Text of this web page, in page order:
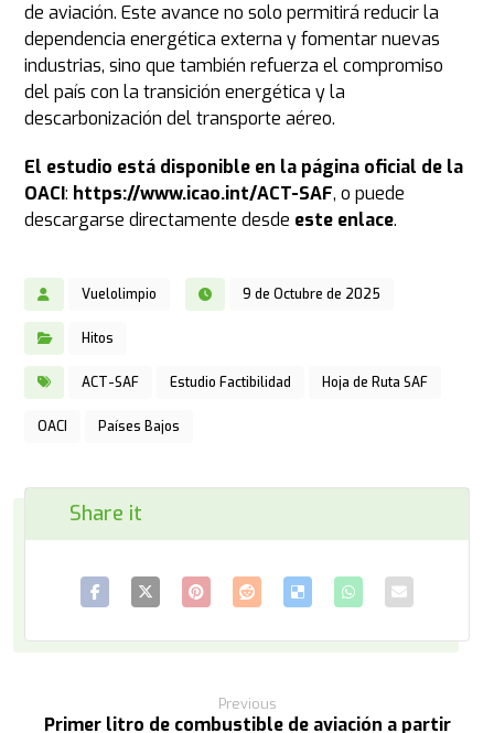
de aviación. Este avance no solo permitirá reducir la
dependencia energética externa y fomentar nuevas
industrias, sino que también refuerza el compromiso
del país con la transición energética y la
descarbonización del transporte aéreo.
El estudio está disponible en la página oficial de la
OACI: https://www.icao.int/ACT-SAF, o puede
descargarse directamente desde este enlace.
Vuelolimpio 9 de Octubre de 2025
Hitos
ACT-SAF Estudio Factibilidad Hoja de Ruta SAF
OACI Países Bajos
Previous
Primer litro de combustible de aviación a partir